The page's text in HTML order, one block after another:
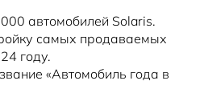
автомобилей Solaris.
самых продаваемых
году.
«Автомобиль года в